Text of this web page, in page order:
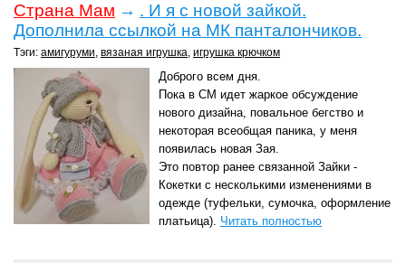
Страна Мам → . И я с новой зайкой.
Дополнила ссылкой на МК панталончиков.
Тэги: амигуруми, вязаная игрушка, игрушка крючком
Доброго всем дня.
Пока в СМ идет жаркое обсуждение
нового дизайна, повальное бегство и
некоторая всеобщая паника, у меня
появилась новая Зая.
Это повтор ранее связанной Зайки -
Кокетки с несколькими изменениями в
одежде (туфельки, сумочка, оформление
платьица). Читать полностью